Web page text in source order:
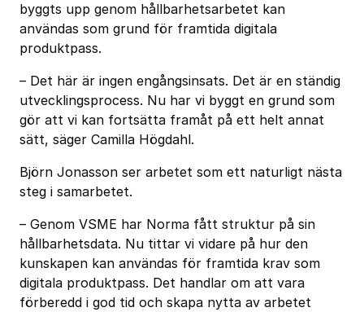
byggts upp genom hållbarhetsarbetet kan
användas som grund för framtida digitala
produktpass.
– Det här är ingen engångsinsats. Det är en ständig
utvecklingsprocess. Nu har vi byggt en grund som
gör att vi kan fortsätta framåt på ett helt annat
sätt, säger Camilla Högdahl.
Björn Jonasson ser arbetet som ett naturligt nästa
steg i samarbetet.
– Genom VSME har Norma fått struktur på sin
hållbarhetsdata. Nu tittar vi vidare på hur den
kunskapen kan användas för framtida krav som
digitala produktpass. Det handlar om att vara
förberedd i god tid och skapa nytta av arbetet